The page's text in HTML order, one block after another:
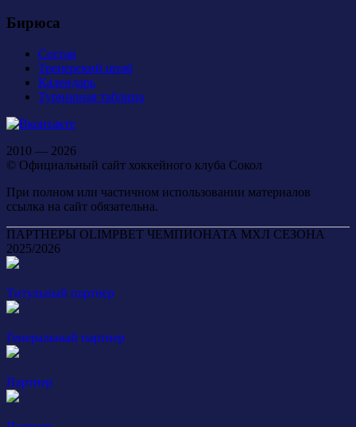
Бирюса
Состав
Тренерский штаб
Календарь
Турнирная таблица
2010 — 2026
© Официальный сайт хоккейного клуба Сокол
При полном или частичном использовании материалов
ссылка на сайт обязательна.
ПАРТНЕРЫ OLIMPBET ЧЕМПИОНАТА МХЛ СЕЗОНА
2025/2026
Титульный партнер
Генеральный партнер
Партнер